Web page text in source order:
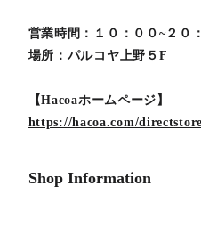
営業時間：１０：００~２０
場所：パルコヤ上野５F
【Hacoaホームページ】
https://hacoa.com/
Shop Information